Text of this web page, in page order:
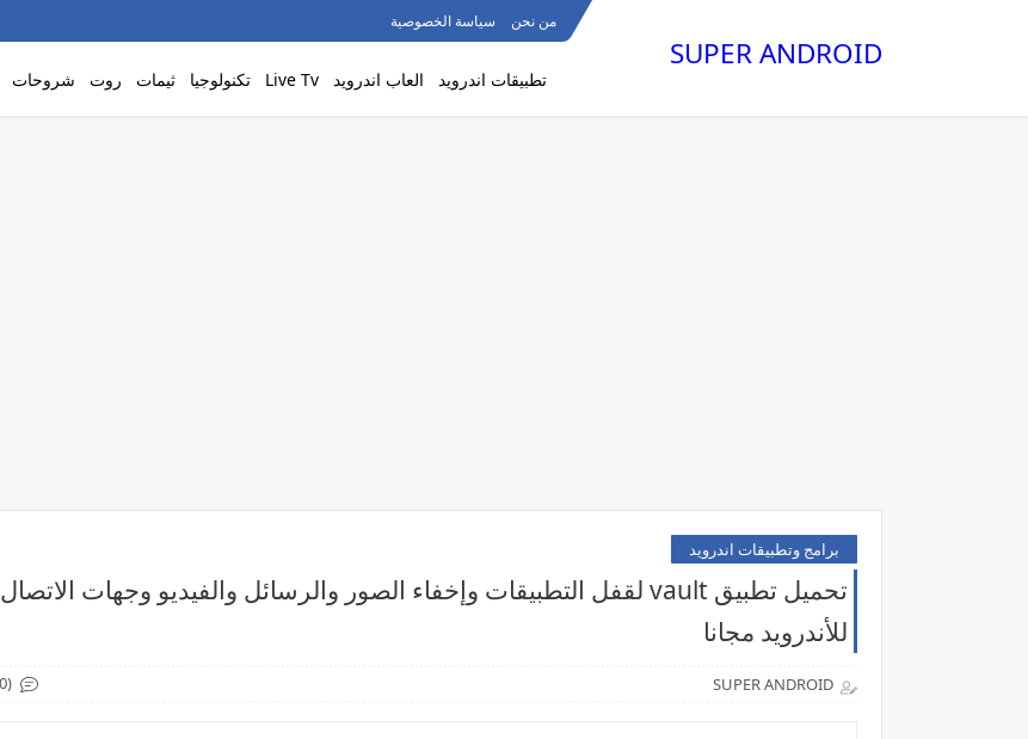
من نحن سياسة الخصوصية
SUPER ANDROID
تطبيقات اندرويد العاب اندرويد Live Tv تكنولوجيا ثيمات روت شروحات
برامج وتطبيقات اندرويد
تحميل تطبيق vault لقفل التطبيقات وإخفاء الصور والرسائل والفيديو وجهات الاتصال
للأندرويد مجانا
SUPER ANDROID
(0)